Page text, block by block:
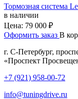
Тормозная система
в наличии
Цена: 79 000 ₽
Оформить заказ В
г. С-Петербург,
«Проспект
+7 (921) 958-00-72
info@tuningdrive.ru